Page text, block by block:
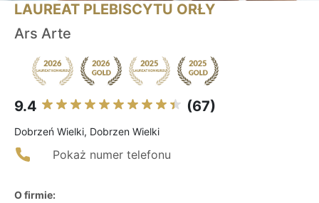
LAUREAT PLEBISCYTU ORŁY
Ars Arte
9.4 (67)
Dobrzeń Wielki, Dobrzen Wielki
Pokaż numer telefonu
O firmie: